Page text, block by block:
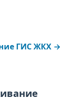
ГИС ЖКХ →